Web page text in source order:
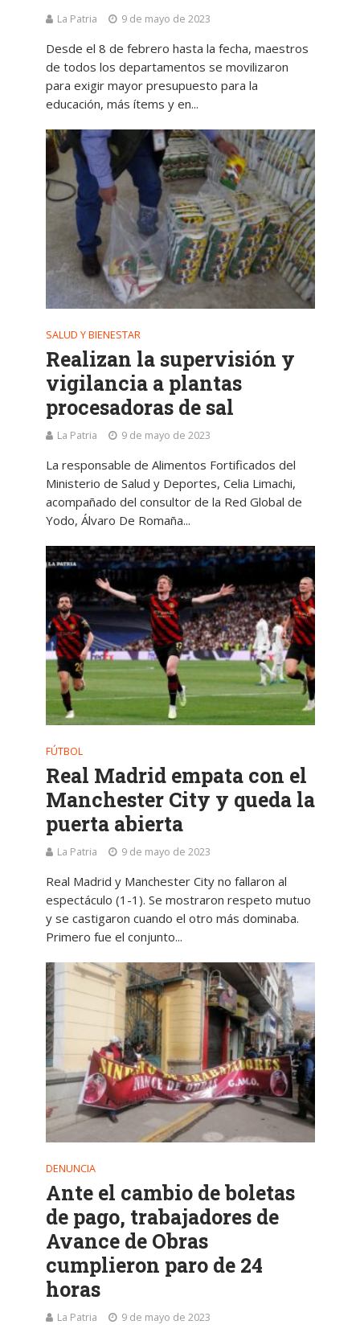
La Patria 9 de mayo de 2023
Desde el 8 de febrero hasta la fecha, maestros
de todos los departamentos se movilizaron
para exigir mayor presupuesto para la
educación, más ítems y en...
SALUD Y BIENESTAR
Realizan la supervisión y
vigilancia a plantas
procesadoras de sal
La Patria 9 de mayo de 2023
La responsable de Alimentos Fortificados del
Ministerio de Salud y Deportes, Celia Limachi,
acompañado del consultor de la Red Global de
Yodo, Álvaro De Romaña...
FÚTBOL
Real Madrid empata con el
Manchester City y queda la
puerta abierta
La Patria 9 de mayo de 2023
Real Madrid y Manchester City no fallaron al
espectáculo (1-1). Se mostraron respeto mutuo
y se castigaron cuando el otro más dominaba.
Primero fue el conjunto...
DENUNCIA
Ante el cambio de boletas
de pago, trabajadores de
Avance de Obras
cumplieron paro de 24
horas
La Patria 9 de mayo de 2023